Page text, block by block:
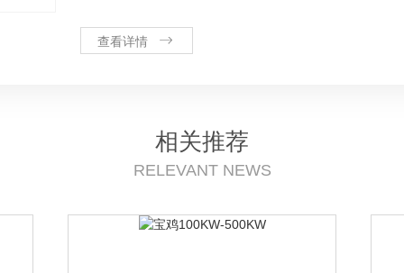
查看详情
相关推荐
RELEVANT NEWS